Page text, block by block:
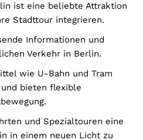
ist eine beliebte Attraktion
Stadttour integrieren.
Informationen und
Verkehr in Berlin.
wie U-Bahn und Tram
und bieten flexible
und Spezialtouren eine
in einem neuen Licht zu